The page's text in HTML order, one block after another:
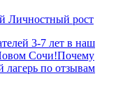
Личностный рост
3-7 лет в наш
Сочи!Почему
по отзывам